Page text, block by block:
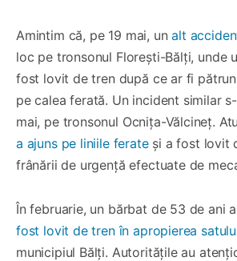
Amintim că, pe 19 mai, unalt
loc pe tronsonul Florești-Bălți, unde
fost lovit de tren după ce ar fi
pe calea ferată. Un incident similar
mai, pe tronsonul Ocnița-Vălcineț.
a ajuns pe liniile ferateși a fost lovit
frânării de urgență efectuate de
În februarie, un bărbat de 53 de ani
fost lovit de tren în apropierea
municipiul Bălți. Autoritățile au